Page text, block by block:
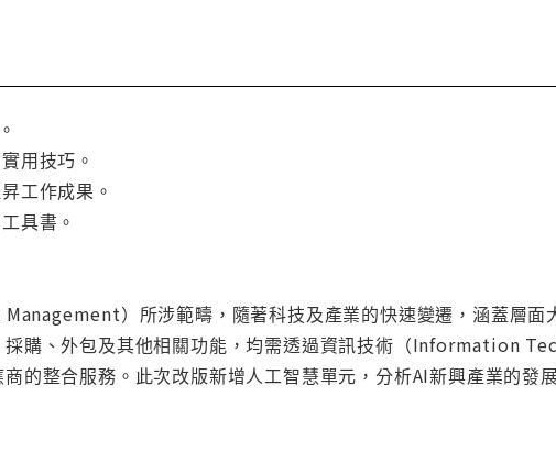
用技巧。
工作成果。
具書。
）所涉範疇，隨著科技及產業的快速變遷，涵蓋層面
採購、外包及其他相關功能，均需透過資訊技術（Information
的整合服務。此次改版新增人工智慧單元，分析AI新興產業的發